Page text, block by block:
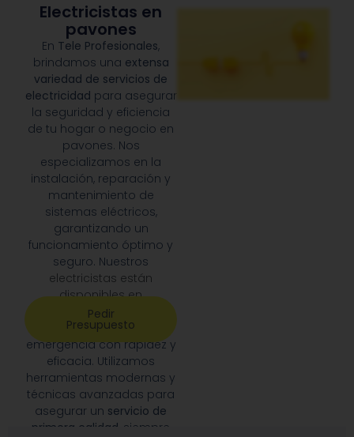
Electricistas en
pavones
En Tele Profesionales,
brindamos una extensa
variedad de servicios de
electricidad para asegurar
la seguridad y eficiencia
de tu hogar o negocio en
pavones. Nos
especializamos en la
instalación, reparación y
mantenimiento de
sistemas eléctricos,
garantizando un
funcionamiento óptimo y
seguro. Nuestros
electricistas están
disponibles en
pavones 24/7
responder a cualquier
emergencia con rapidez y
eficacia. Utilizamos
herramientas modernas y
técnicas avanzadas para
asegurar un servicio de
primera calidad , siempre
Pedir
Presupuesto